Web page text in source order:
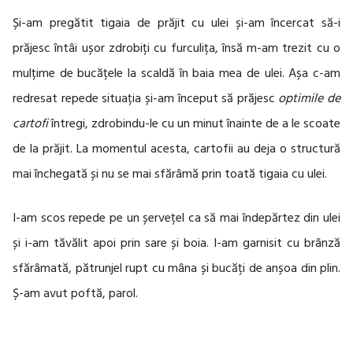
Și-am pregătit tigaia de prăjit cu ulei și-am încercat să-i
prăjesc întâi ușor zdrobiți cu furculița, însă m-am trezit cu o
mulțime de bucățele la scaldă în baia mea de ulei. Așa c-am
redresat repede situația și-am început să prăjesc optimile de
cartofiîntregi, zdrobindu-le cu un minut înainte de a le scoate
de la prăjit. La momentul acesta, cartofii au deja o structură
mai închegată și nu se mai sfărâmă prin toată tigaia cu ulei.
I-am scos repede pe un șervețel ca să mai îndepărtez din ulei
și i-am tăvălit apoi prin sare și boia. I-am garnisit cu brânză
sfărâmată, pătrunjel rupt cu mâna și bucăți de anșoa din plin.
Ș-am avut poftă, parol.